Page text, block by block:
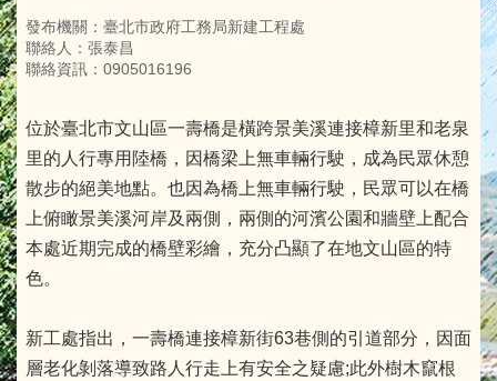
發布機關：臺北市政府工務局新建工程處
聯絡人：張泰昌
聯絡資訊：0905016196
位於臺北市文山區一壽橋是橫跨景美溪連接樟新里和老泉
里的人行專用陸橋，因橋梁上無車輛行駛，成為民眾休憩
散步的絕美地點。也因為橋上無車輛行駛，民眾可以在橋
上俯瞰景美溪河岸及兩側，兩側的河濱公園和牆壁上配合
本處近期完成的橋壁彩繪，充分凸顯了在地文山區的特
色。
新工處指出，一壽橋連接樟新街63巷側的引道部分，因面
層老化剝落導致路人行走上有安全之疑慮;此外樹木竄根